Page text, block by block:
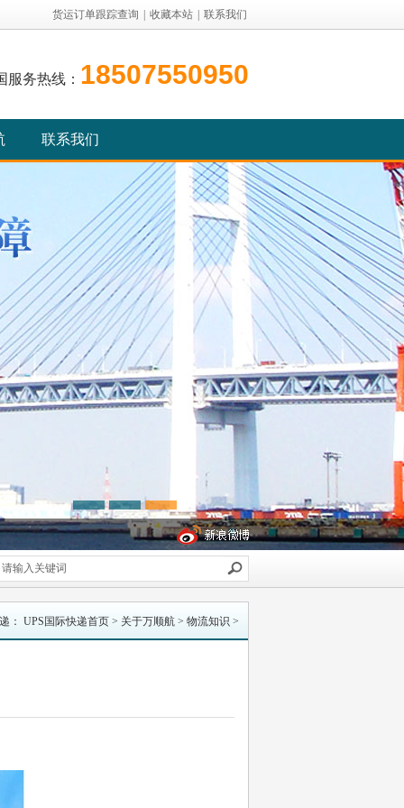
货运订单跟踪查询 收藏本站 联系我们
服务热线： 18507550950
联系我们
： UPS国际快递首页 > 关于万顺航 > 物流知识 >